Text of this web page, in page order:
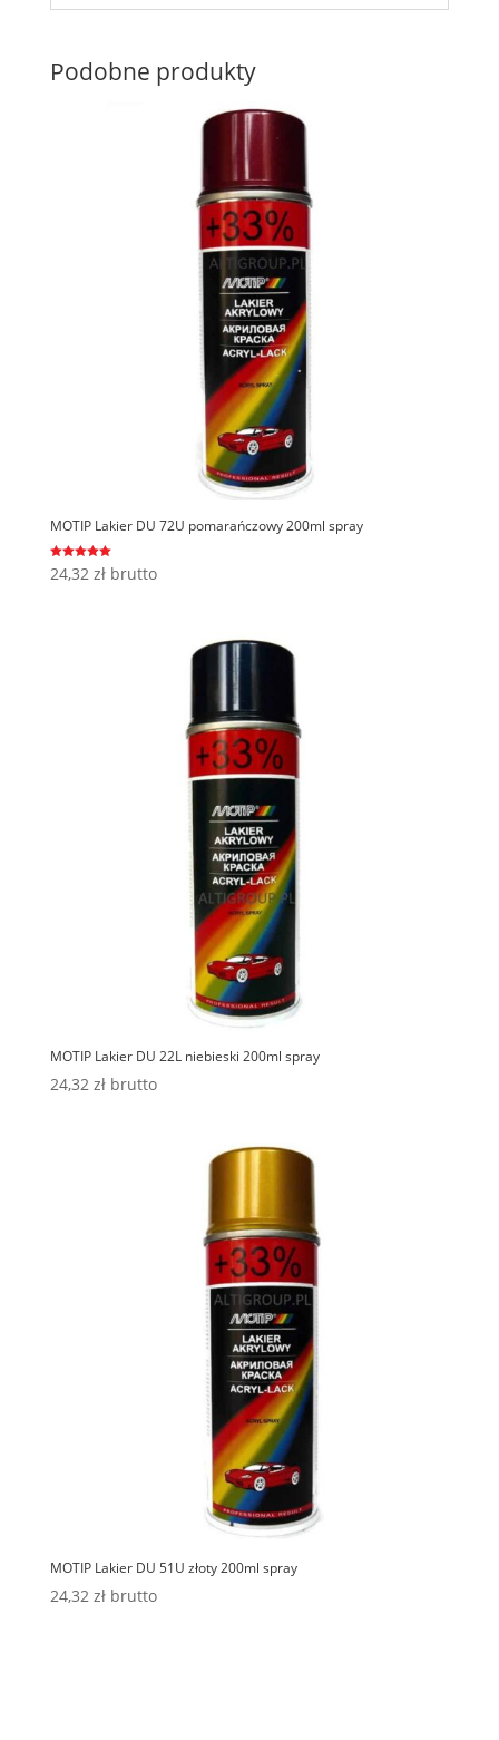
Podobne produkty
MOTIP Lakier DU 72U pomarańczowy 200ml spray
Oceniono
5.00
24,32 zł brutto
MOTIP Lakier DU 22L niebieski 200ml spray
24,32 zł brutto
MOTIP Lakier DU 51U złoty 200ml spray
24,32 zł brutto